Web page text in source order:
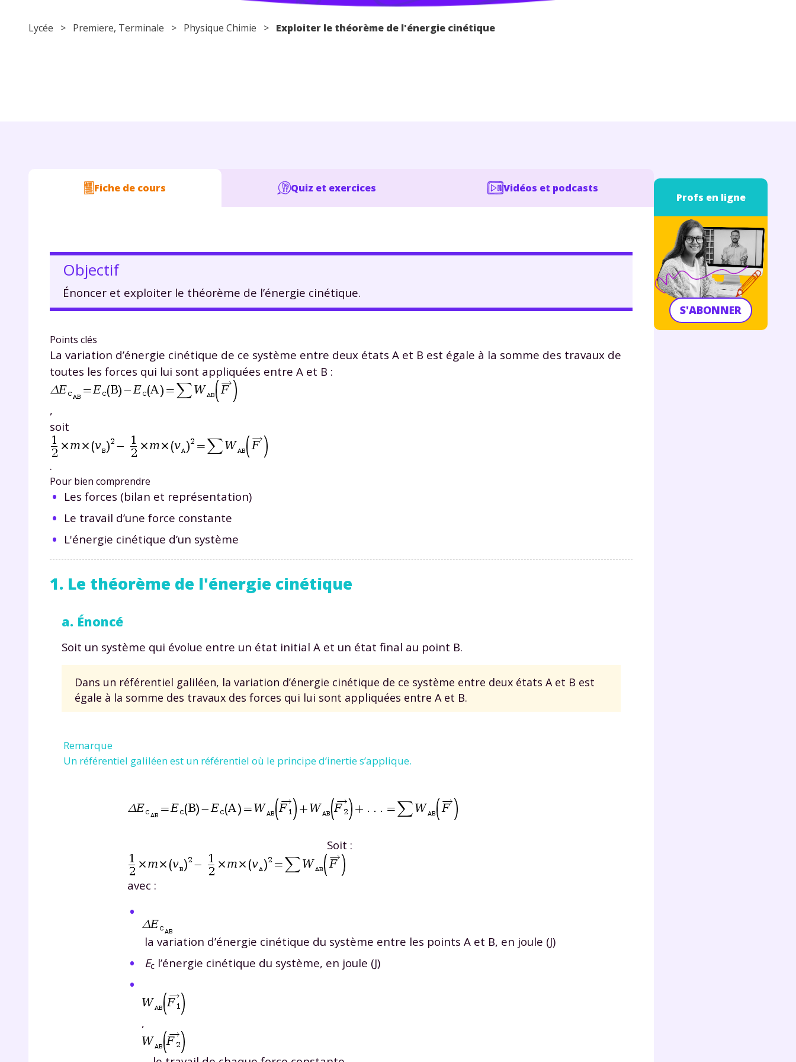
Lycée > Premiere, Terminale > Physique Chimie > Exploiter le théorème de l'énergie cinétique
Fiche de cours Quiz et exercices Vidéos et podcasts
Objectif
Énoncer et exploiter le théorème de l’énergie cinétique.
Points clés
La variation d’énergie cinétique de ce système entre deux états A et B est égale à la somme des travaux de
toutes les forces qui lui sont appliquées entre A et B :
,
soit
.
Pour bien comprendre
Les forces (bilan et représentation)
Le travail d’une force constante
L'énergie cinétique d’un système
1. Le théorème de l'énergie cinétique
a. Énoncé
Soit un système qui évolue entre un état initial A et un état final au point B.
Dans un référentiel galiléen, la variation d’énergie cinétique de ce système entre deux états Aet B est
égale à la somme des travaux des forces qui lui sont appliquées entre Aet B.
Remarque
Un référentiel galiléen est un référentiel où le principe d’inertie s’applique.
Soit :
avec :
la variation d’énergie cinétique du système entre les points Aet B, en joule (J)
Ecl’énergie cinétique du système, en joule (J)
,
Profs en ligne
S'ABONNER